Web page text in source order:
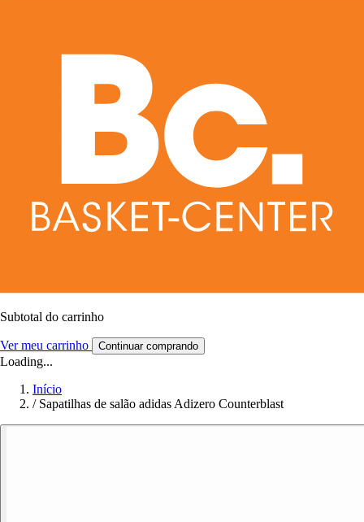
Subtotal do carrinho
Ver meu carrinho Continuar comprando
Loading...
Início
/ Sapatilhas de salão adidas Adizero Counterblast